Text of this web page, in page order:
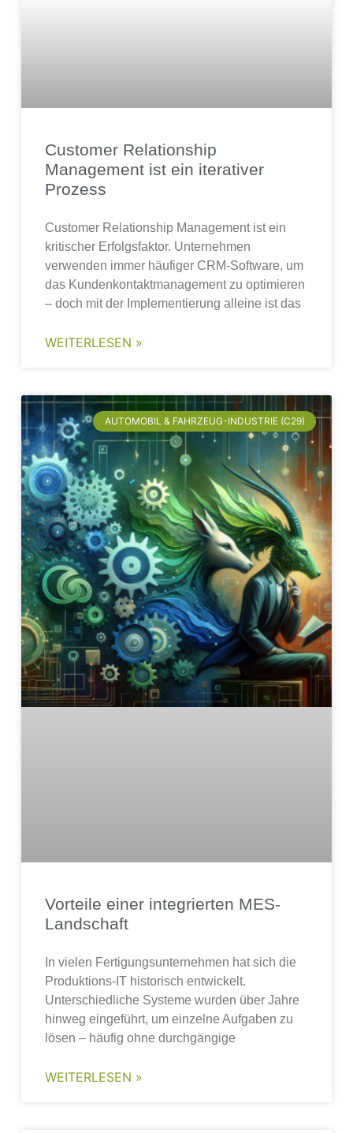
Customer Relationship
Management ist ein iterativer
Prozess
Customer Relationship Management ist ein
kritischer Erfolgsfaktor. Unternehmen
verwenden immer häufiger CRM-Software, um
das Kundenkontaktmanagement zu optimieren
– doch mit der Implementierung alleine ist das
WEITERLESEN »
AUTOMOBIL & FAHRZEUG-INDUSTRIE (C29)
Vorteile einer integrierten MES-
Landschaft
In vielen Fertigungsunternehmen hat sich die
Produktions-IT historisch entwickelt.
Unterschiedliche Systeme wurden über Jahre
hinweg eingeführt, um einzelne Aufgaben zu
lösen – häufig ohne durchgängige
WEITERLESEN »